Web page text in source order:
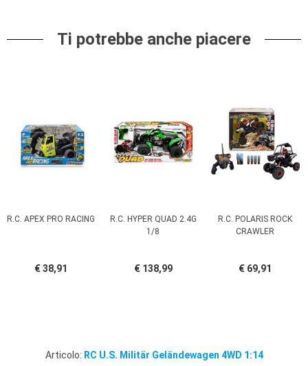
Ti potrebbe anche piacere
R.C. APEX PRO RACING
€ 38,91
R.C. HYPER QUAD 2.4G
1/8
€ 138,99
R.C. POLARIS ROCK
CRAWLER
€ 69,91
Articolo: RC U.S. Militär Geländewagen 4WD 1:14